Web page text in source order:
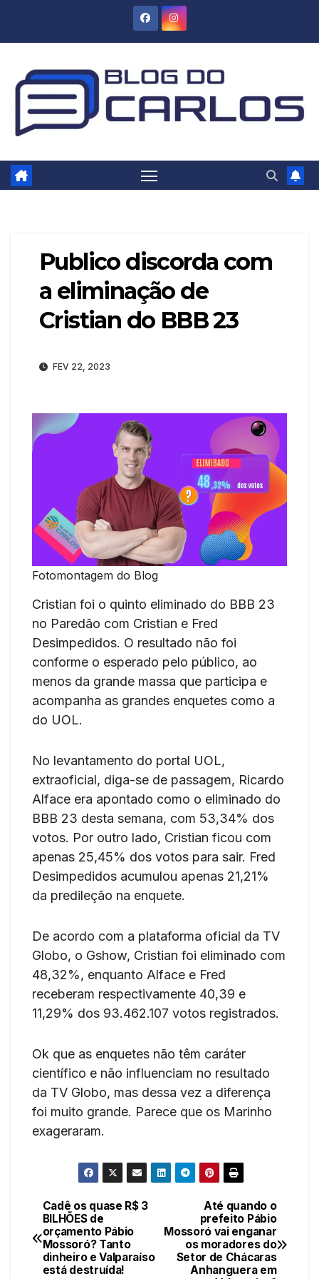
Publico discorda com
a eliminação de
Cristian do BBB 23
FEV 22, 2023
Fotomontagem do Blog
Cristian foi o quinto eliminado do BBB 23
no Paredão com Cristian e Fred
Desimpedidos. O resultado não foi
conforme o esperado pelo público, ao
menos da grande massa que participa e
acompanha as grandes enquetes como a
do UOL.
No levantamento do portal UOL,
extraoficial, diga-se de passagem, Ricardo
Alface era apontado como o eliminado do
BBB 23 desta semana, com 53,34% dos
votos. Por outro lado, Cristian ficou com
apenas 25,45% dos votos para sair. Fred
Desimpedidos acumulou apenas 21,21%
da predileção na enquete.
De acordo com a plataforma oficial da TV
Globo, o Gshow, Cristian foi eliminado com
48,32%, enquanto Alface e Fred
receberam respectivamente 40,39 e
11,29% dos 93.462.107 votos registrados.
Ok que as enquetes não têm caráter
científico e não influenciam no resultado
da TV Globo, mas dessa vez a diferença
foi muito grande. Parece que os Marinho
exageraram.
Navegação
de
Post
Até quando o
prefeito Pábio
Mossoró vai enganar
os moradores do
Setor de Chácaras
Anhanguera em
Cadê os quase R$ 3
BILHÕES de
orçamento Pábio
Mossoró? Tanto
dinheiro e Valparaíso
está destruída!